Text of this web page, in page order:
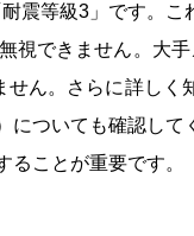
震等級3」です。こ
視できません。大
ん。さらに詳しく
についても確認し
ことが重要です。